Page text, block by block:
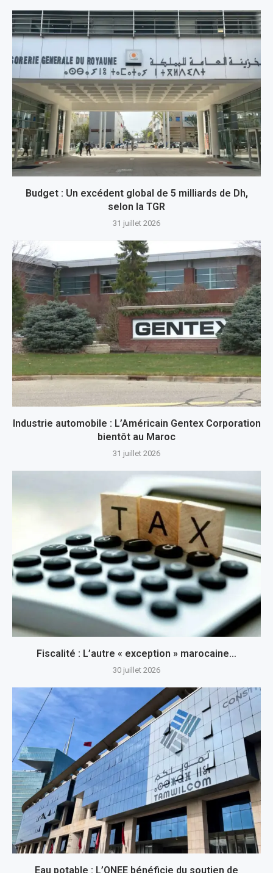
Budget : Un excédent global de 5 milliards de Dh,
selon la TGR
31 juillet 2026
Industrie automobile : L’Américain Gentex Corporation
bientôt au Maroc
31 juillet 2026
Fiscalité : L’autre « exception » marocaine…
30 juillet 2026
Eau potable : L’ONEE bénéficie du soutien de